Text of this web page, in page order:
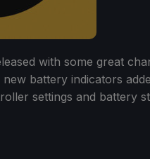
with some great
battery indicators
settings and battery